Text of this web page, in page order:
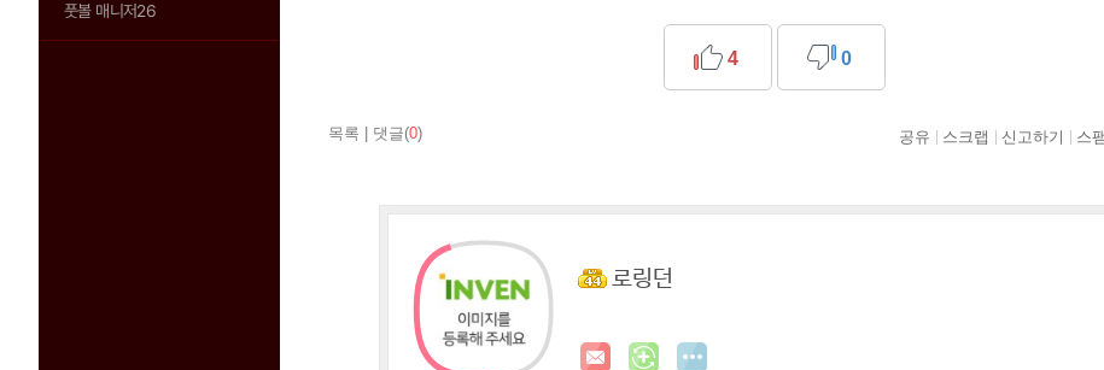
풋볼 매니저26
목록 댓글(0)
4 0
공유 스크랩 신고하기 스
로링던